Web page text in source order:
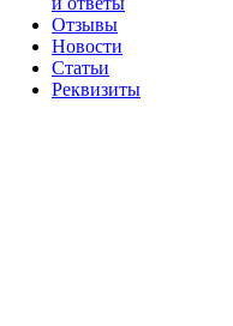
Отзывы
Новости
Статьи
Реквизиты